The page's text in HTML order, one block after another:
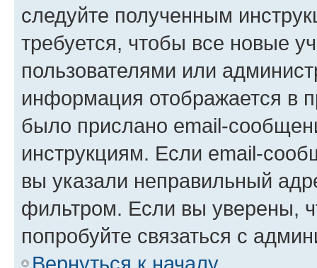
следуйте полученным
требуется, чтобы все новые
пользователями или
информация отображается в
было прислано email-
инструкциям. Если email-
вы указали неправильный
фильтром. Если вы уверены,
попробуйте связаться с
Вернуться к началу